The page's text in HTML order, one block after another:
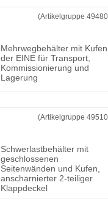
(Artikelgruppe
Mehrwegbehälter mit Kufen,
der EINE für Transport,
Kommissionierung und
Lagerung
(Artikelgruppe
Schwerlastbehälter mit
geschlossenen
Seitenwänden und Kufen,
anscharnierter 2-teiliger
Klappdeckel